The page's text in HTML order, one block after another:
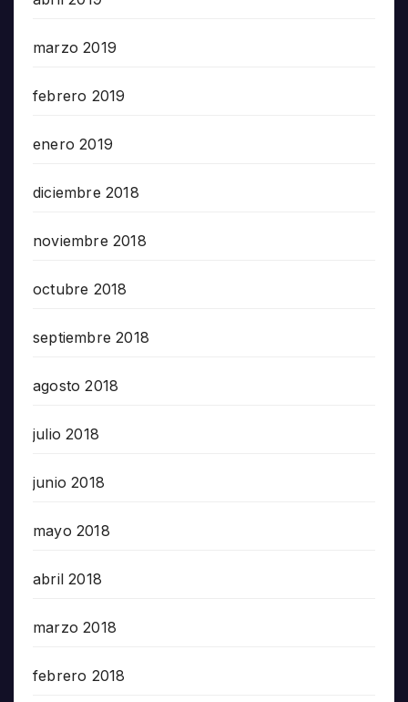
marzo 2019
febrero 2019
enero 2019
diciembre 2018
noviembre 2018
octubre 2018
septiembre 2018
agosto 2018
julio 2018
junio 2018
mayo 2018
abril 2018
marzo 2018
febrero 2018